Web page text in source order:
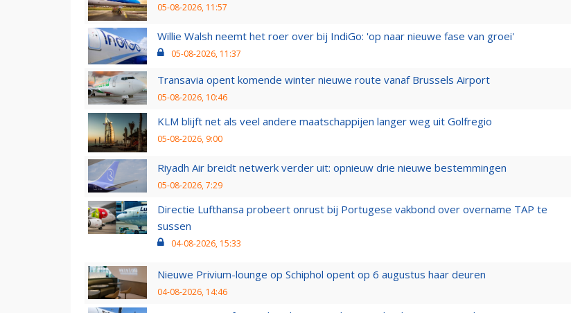
05-08-2026, 11:57
Willie Walsh neemt het roer over bij IndiGo: 'op naar nieuwe fase van groei'
05-08-2026, 11:37
Transavia opent komende winter nieuwe route vanaf Brussels Airport
05-08-2026, 10:46
KLM blijft net als veel andere maatschappijen langer weg uit Golfregio
05-08-2026, 9:00
Riyadh Air breidt netwerk verder uit: opnieuw drie nieuwe bestemmingen
05-08-2026, 7:29
Directie Lufthansa probeert onrust bij Portugese vakbond over overname TAP te
sussen
04-08-2026, 15:33
Nieuwe Privium-lounge op Schiphol opent op 6 augustus haar deuren
04-08-2026, 14:46